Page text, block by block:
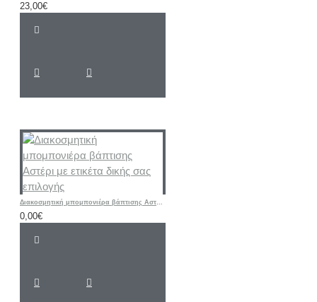
23,00€
Διακοσμητική μπομπονιέρα βάπτισης Αστέρι με ετικέτα δικής σας επιλογής
0,00€